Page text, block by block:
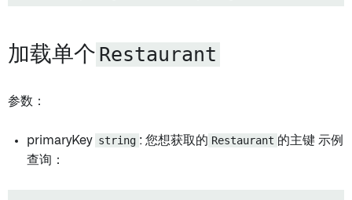
加载单个 Restaurant
参数：
primaryKey string : 您想获取的 Restaurant 的主键 示例
查询：